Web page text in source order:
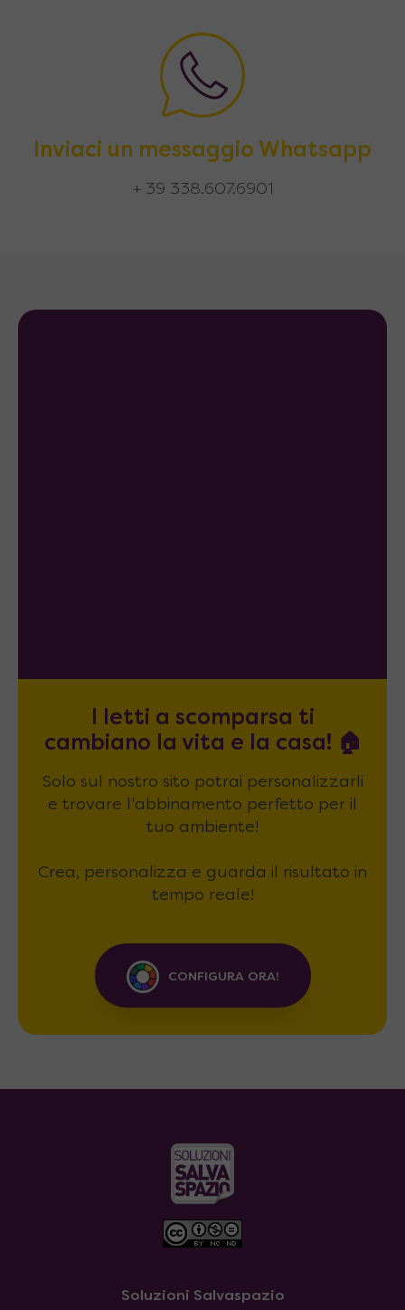
Inviaci un messaggio Whatsapp
+ 39 338.607.6901
I letti a scomparsa ti
cambiano la vita e la casa! 🏠
Solo sul nostro sito potrai personalizzarli
e trovare l'abbinamento perfetto per il
tuo ambiente!
Crea, personalizza e guarda il risultato in
tempo reale!
CONFIGURA ORA!
Soluzioni Salvaspazio